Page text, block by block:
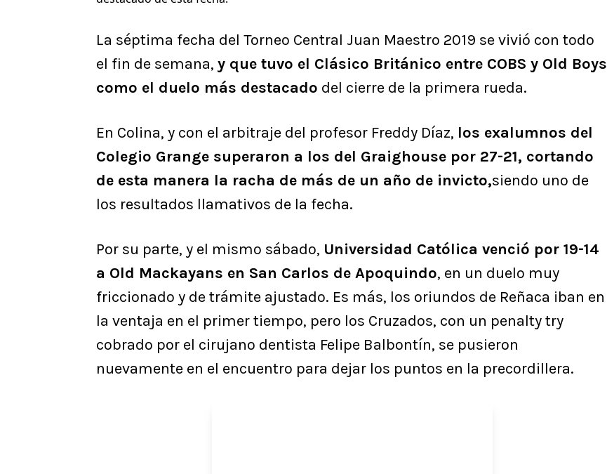
La séptima fecha del Torneo Central Juan Maestro 2019 se vivió con todo
el fin de semana, y que tuvo el Clásico Británico entre COBS y Old Boys
como el duelo más destacado del cierre de la primera rueda.
En Colina, y con el arbitraje del profesor Freddy Díaz, los exalumnos del
Colegio Grange superaron a los del Graighouse por 27-21, cortando
de esta manera la racha de más de un año de invicto,siendo uno de
los resultados llamativos de la fecha.
Por su parte, y el mismo sábado, Universidad Católica venció por 19-14
a Old Mackayans en San Carlos de Apoquindo, en un duelo muy
friccionado y de trámite ajustado. Es más, los oriundos de Reñaca iban en
la ventaja en el primer tiempo, pero los Cruzados, con un penalty try
cobrado por el cirujano dentista Felipe Balbontín, se pusieron
nuevamente en el encuentro para dejar los puntos en la precordillera.